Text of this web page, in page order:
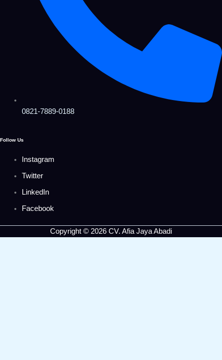
0821-7889-0188
Follow Us
Instagram
Twitter
LinkedIn
Facebook
Copyright © 2026 CV. Afia Jaya Abadi